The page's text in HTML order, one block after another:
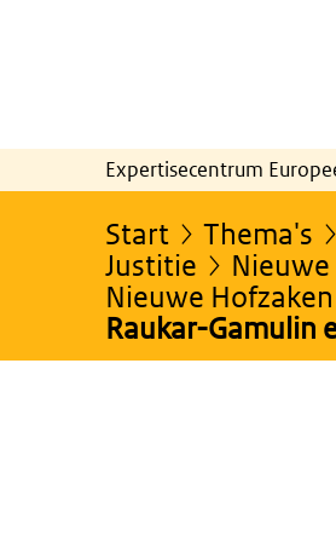
Expertisecentrum
Start Thema's
Justitie
Nieuwe
Raukar-Gamulin